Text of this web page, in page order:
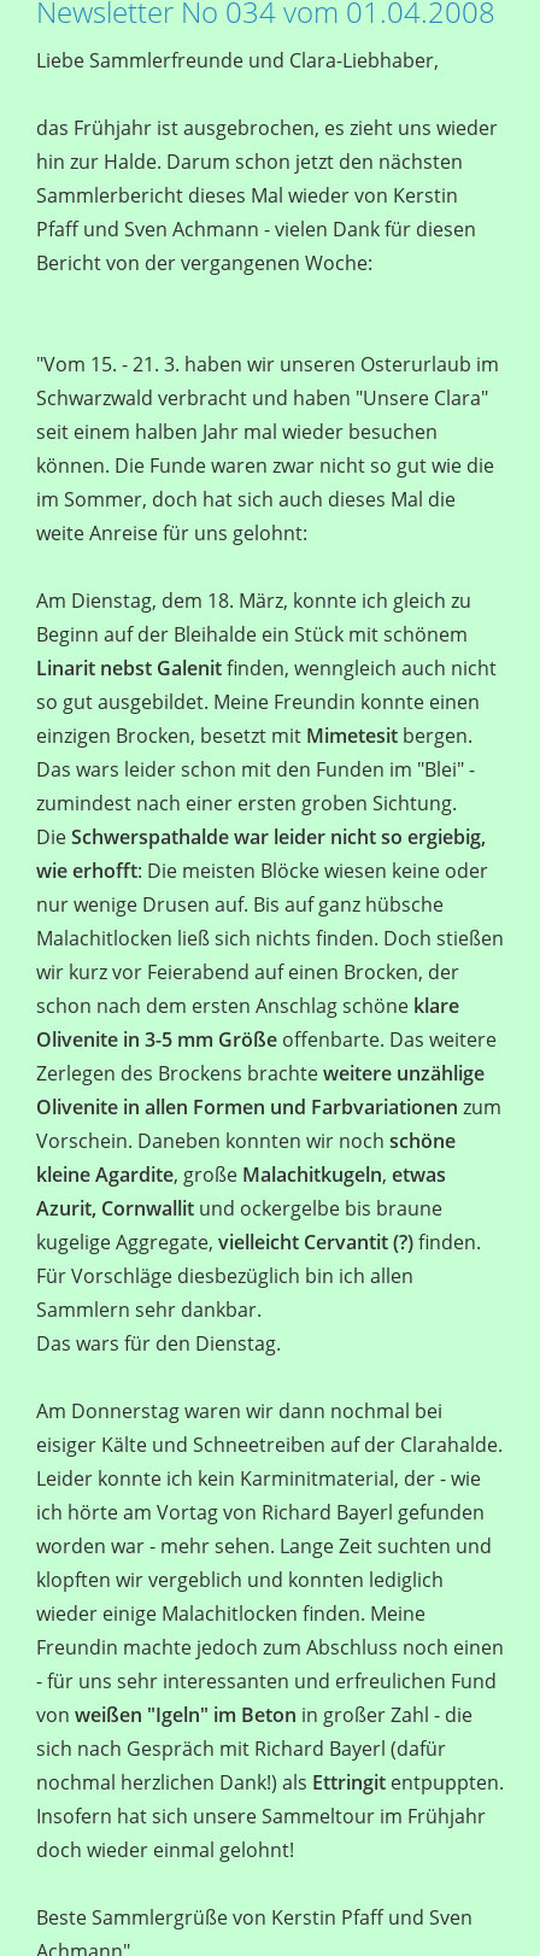
Newsletter No 034 vom 01.04.2008
Liebe Sammlerfreunde und Clara-Liebhaber,
das Frühjahr ist ausgebrochen, es zieht uns wieder
hin zur Halde. Darum schon jetzt den nächsten
Sammlerbericht dieses Mal wieder von Kerstin
Pfaff und Sven Achmann - vielen Dank für diesen
Bericht von der vergangenen Woche:
"Vom 15. - 21. 3. haben wir unseren Osterurlaub im
Schwarzwald verbracht und haben "Unsere Clara"
seit einem halben Jahr mal wieder besuchen
können. Die Funde waren zwar nicht so gut wie die
im Sommer, doch hat sich auch dieses Mal die
weite Anreise für uns gelohnt:
Am Dienstag, dem 18. März, konnte ich gleich zu
Beginn auf der Bleihalde ein Stück mit schönem
Linarit nebst Galenitfinden, wenngleich auch nicht
so gut ausgebildet. Meine Freundin konnte einen
einzigen Brocken, besetzt mit Mimetesit bergen.
Das wars leider schon mit den Funden im "Blei" -
zumindest nach einer ersten groben Sichtung.
DieSchwerspathalde war leider nicht so ergiebig,
wie erhofft: Die meisten Blöcke wiesen keine oder
nur wenige Drusen auf. Bis auf ganz hübsche
Malachitlocken ließ sich nichts finden. Doch stießen
wir kurz vor Feierabend auf einen Brocken, der
schon nach dem ersten Anschlag schöne klare
Olivenite in 3-5 mm Größe offenbarte. Das weitere
Zerlegen des Brockens brachteweitere unzählige
Olivenite in allen Formen und Farbvariationen zum
Vorschein. Daneben konnten wir noch schöne
kleine Agardite, große Malachitkugeln, etwas
Azurit, Cornwallit und ockergelbe bis braune
kugelige Aggregate, vielleicht Cervantit (?)finden.
Für Vorschläge diesbezüglich bin ich allen
Sammlern sehr dankbar.
Das wars für den Dienstag.
Am Donnerstag waren wir dann nochmal bei
eisiger Kälte und Schneetreiben auf der Clarahalde.
Leider konnte ich kein Karminitmaterial, der - wie
ich hörte am Vortag von Richard Bayerl gefunden
worden war - mehr sehen. Lange Zeit suchten und
klopften wir vergeblich und konnten lediglich
wieder einige Malachitlocken finden. Meine
Freundin machte jedoch zum Abschluss noch einen
- für uns sehr interessanten und erfreulichen Fund
von weißen "Igeln" im Beton in großer Zahl - die
sich nach Gespräch mit Richard Bayerl (dafür
nochmal herzlichen Dank!) als Ettringit entpuppten.
Insofern hat sich unsere Sammeltour im Frühjahr
doch wieder einmal gelohnt!
Beste Sammlergrüße von Kerstin Pfaff und Sven